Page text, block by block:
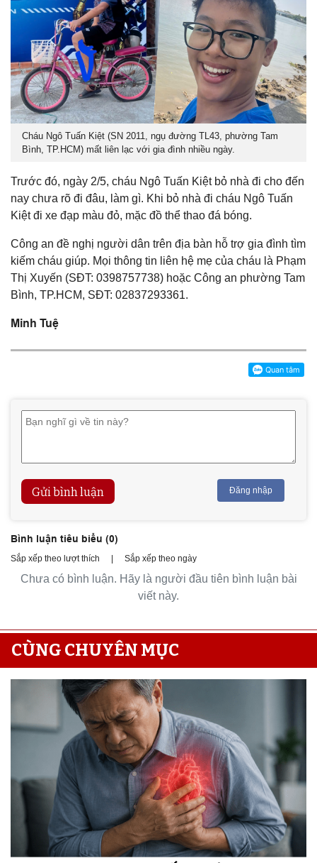
Cháu Ngô Tuấn Kiệt (SN 2011, ngụ đường TL43, phường Tam
Bình, TP.HCM) mất liên lạc với gia đình nhiều ngày.
Trước đó, ngày 2/5, cháu Ngô Tuấn Kiệt bỏ nhà đi cho đến
nay chưa rõ đi đâu, làm gì. Khi bỏ nhà đi cháu Ngô Tuấn
Kiệt đi xe đạp màu đỏ, mặc đồ thể thao đá bóng.
Công an đề nghị người dân trên địa bàn hỗ trợ gia đình tìm
kiếm cháu giúp. Mọi thông tin liên hệ mẹ của cháu là Phạm
Thị Xuyến (SĐT: 0398757738) hoặc Công an phường Tam
Bình, TP.HCM, SĐT: 02837293361.
Minh Tuệ
Gửi bình luận Đăng nhập
Bình luận tiêu biểu (0)
Sắp xếp theo lượt thích Sắp xếp theo ngày
Chưa có bình luận. Hãy là người đầu tiên bình luận bài
viết này.
CÙNG CHUYÊN MỤC